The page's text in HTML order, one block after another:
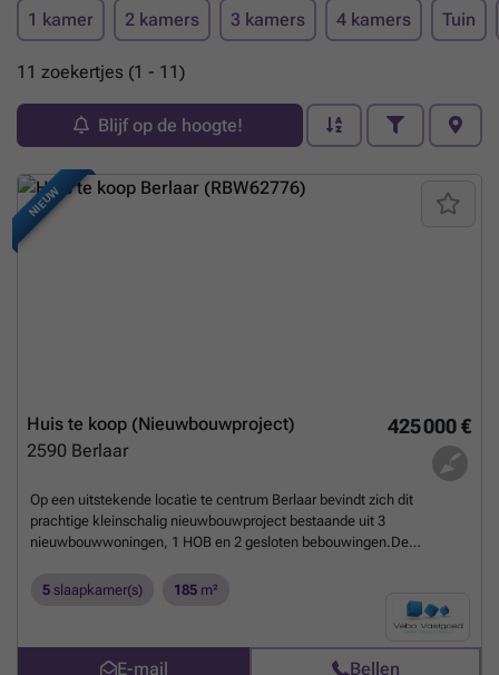
1 kamer 2 kamers 3 kamers 4 kamers Tuin
11 zoekertjes (1 - 11)
Blijf op de hoogte!
NIEUW
425 000 €
Huis te koop (Nieuwbouwproject)
2590 Berlaar
Op een uitstekende locatie te centrum Berlaar bevindt zich dit
prachtige kleinschalig nieuwbouwproject bestaande uit 3
nieuwbouwwoningen, 1 HOB en 2 gesloten bebouwingen.De
tuin. Dit alles zorgt voor een unieke combinatie tussen rust en
bereikbaarheid met invalswegen, omliggende gemeenten en oprit
autostrade binnen handbereik.We betreden de woningen via de
inkomhal met apart gastentoilet. Verder biedt de inkomhal toegang tot
de zeer lichtrijke leefruimte door de vele raampartijen. Aansluitend
5 slaapkamer(s) 185 m²
E-mail Bellen